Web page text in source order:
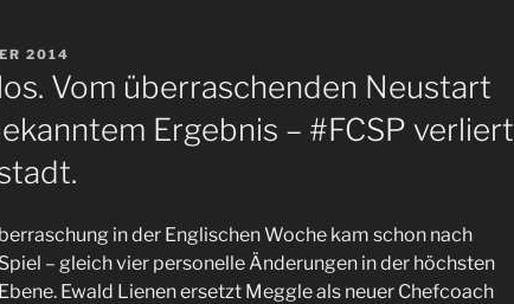
2014
Vom überraschenden Neustart
Ergebnis – #FCSP verliert
in der Englischen Woche kam schon nach
– gleich vier personelle Änderungen in der höchsten
Ewald Lienen ersetzt Meggle als neuer Chefcoach